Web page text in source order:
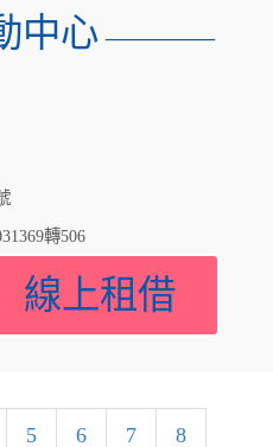
中心 ————
轉506
線上租借
5 6 7 8